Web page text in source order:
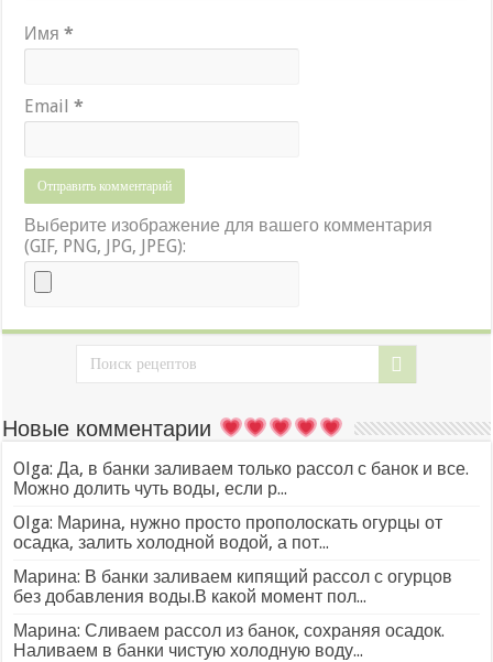
Имя*
Email*
Выберите изображение для вашего комментария
(GIF, PNG, JPG, JPEG):
Новые комментарии
Olga: Да, в банки заливаем только рассол с банок и все.
Можно долить чуть воды, если р...
Olga: Марина, нужно просто прополоскать огурцы от
осадка, залить холодной водой, а пот...
Марина: В банки заливаем кипящий рассол с огурцов
без добавления воды.В какой момент пол...
Марина: Сливаем рассол из банок, сохраняя осадок.
Наливаем в банки чистую холодную воду...